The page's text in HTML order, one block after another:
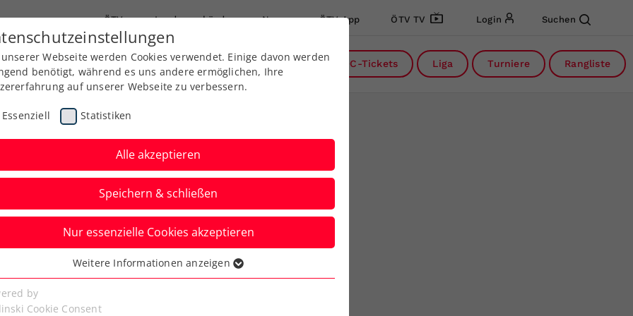
ÖTV Landesverbände News ÖTV App ÖTV TV Login Suchen
Ausbildung Services Über uns Kreise DC-Tickets Liga Turniere Rangliste
Montemar: Neumayer
Webseite werden Cookies verwendet. Einige davon werden
benötigt, während es uns andere ermöglichen, Ihre
auf unserer Webseite zu verbessern.
Essenziell Statistiken
Alle akzeptieren
Speichern & schließen
Nur essenzielle Cookies akzeptieren
Cookies werden für grundlegende Funktionen der
benötigt. Dadurch ist gewährleistet, dass die Webseite
Weitere Informationen anzeigen
by
Cookie Consent